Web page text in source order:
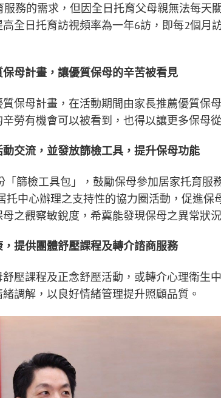
務的需求，但因全日托育父母親無法每天
全日托育訪視頻率為一年6訪，即每2個月
母計畫，讓優質保母的辛苦被看見
保母計畫，在活動期間由家長推薦優質保
勞有機會可以被看到，也得以讓更多保母
交流，並發放篩檢工具，提升保母功能
篩檢工具包」，鼓勵保母參加居家托育服
托中心辦理之支持性的協力圈活動，促進保
之觀察敏銳度，希冀能發現保母之異常狀
提供團體舒壓課程及轉介諮商服務
壓課程及正念舒壓活動，或轉介心理衛生
調解，以良好情緒管理提升照顧品質。